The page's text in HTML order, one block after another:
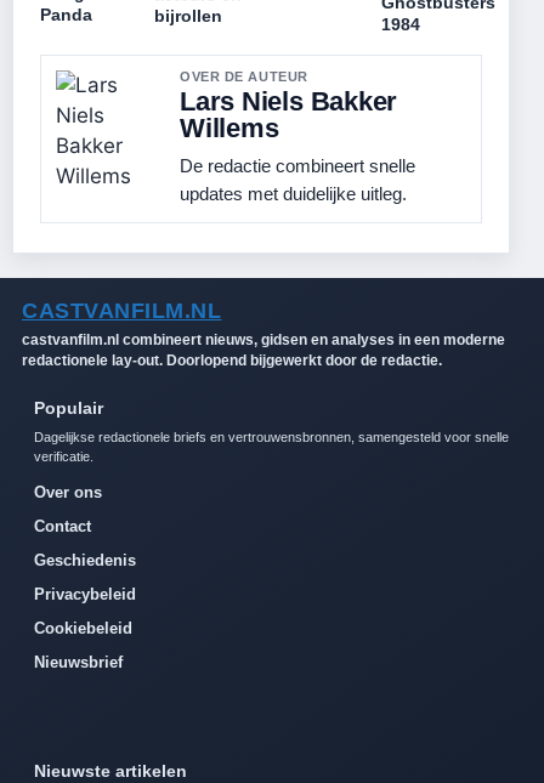
Panda
bijrollen
1984
OVER DE AUTEUR
Lars Niels Bakker
Willems
De redactie combineert snelle
updates met duidelijke uitleg.
CASTVANFILM.NL
castvanfilm.nl combineert nieuws, gidsen en analyses in een moderne
redactionele lay-out. Doorlopend bijgewerkt door de redactie.
Populair
Dagelijkse redactionele briefs en vertrouwensbronnen, samengesteld voor snelle
verificatie.
Over ons
Contact
Geschiedenis
Privacybeleid
Cookiebeleid
Nieuwsbrief
Nieuwste artikelen